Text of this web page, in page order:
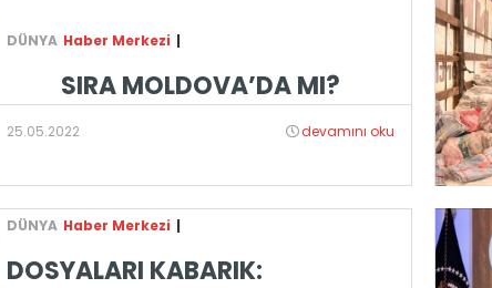
DÜNYA Haber Merkezi |
SIRA MOLDOVA’DA MI?
25.05.2022 devamını oku
DÜNYA Haber Merkezi |
DOSYALARI KABARIK: